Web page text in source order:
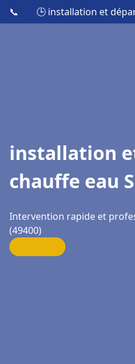
📞 🕒 installation et
installation
chauffe eau
Intervention rapide et
(49400)